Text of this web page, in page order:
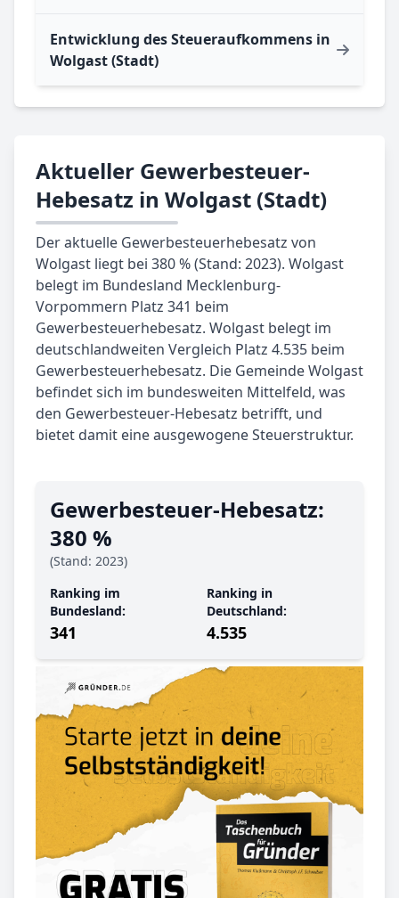
Entwicklung des Steueraufkommens in
Wolgast (Stadt)
Aktueller Gewerbesteuer-
Hebesatz in Wolgast (Stadt)
Der aktuelle Gewerbesteuerhebesatz von
Wolgast liegt bei 380 % (Stand: 2023). Wolgast
belegt im Bundesland Mecklenburg-
Vorpommern Platz 341 beim
Gewerbesteuerhebesatz. Wolgast belegt im
deutschlandweiten Vergleich Platz 4.535 beim
Gewerbesteuerhebesatz. Die Gemeinde Wolgast
befindet sich im bundesweiten Mittelfeld, was
den Gewerbesteuer-Hebesatz betrifft, und
bietet damit eine ausgewogene Steuerstruktur.
Gewerbe­steuer-Hebe­satz:
380 %
(Stand: 2023)
Ranking im
Bundesland:
341
Ranking in
Deutschland:
4.535